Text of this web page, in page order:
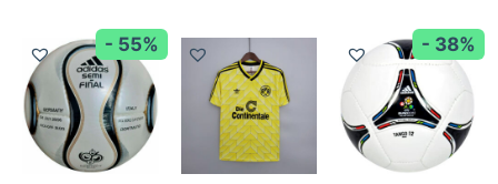
- 55% - 38%